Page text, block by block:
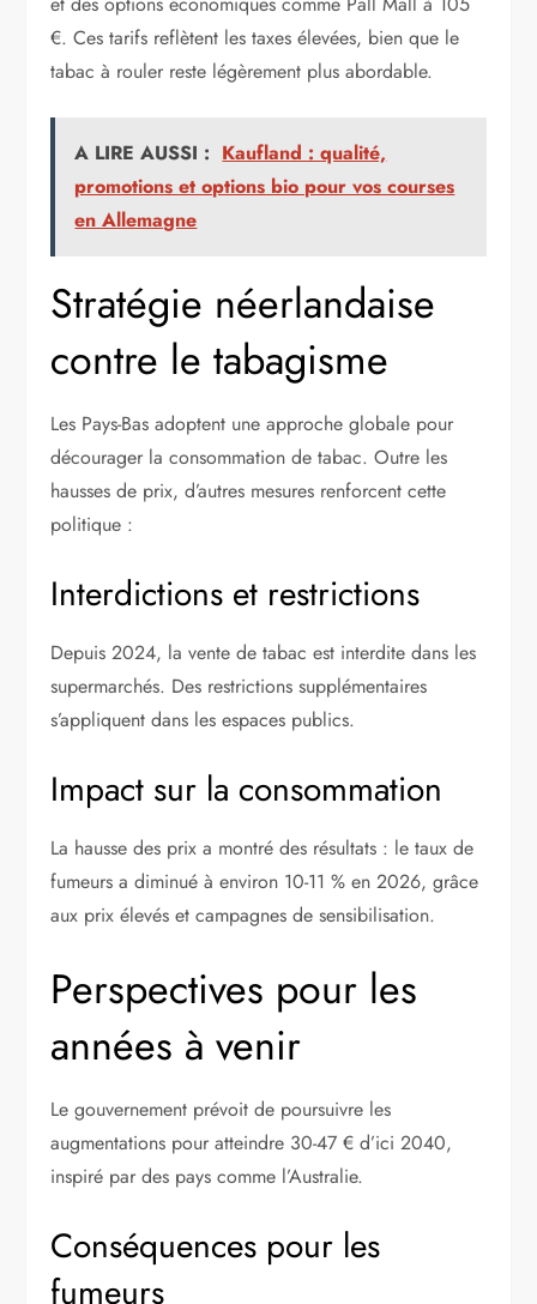
€. Ces tarifs reflètent les taxes élevées, bien que le
tabac à rouler reste légèrement plus abordable.
A LIRE AUSSI : Kaufland : qualité,
promotions et options bio pour vos courses
en Allemagne
Stratégie néerlandaise
contre le tabagisme
Les Pays-Bas adoptent une approche globale pour
décourager la consommation de tabac. Outre les
hausses de prix, d’autres mesures renforcent cette
politique :
Interdictions et restrictions
Depuis 2024, la vente de tabac est interdite dans les
supermarchés. Des restrictions supplémentaires
s’appliquent dans les espaces publics.
Impact sur la consommation
La hausse des prix a montré des résultats : le taux de
fumeurs a diminué à environ 10-11 % en 2026, grâce
aux prix élevés et campagnes de sensibilisation.
Perspectives pour les
années à venir
Le gouvernement prévoit de poursuivre les
augmentations pour atteindre 30-47 € d’ici 2040,
inspiré par des pays comme l’Australie.
Conséquences pour les
fumeurs